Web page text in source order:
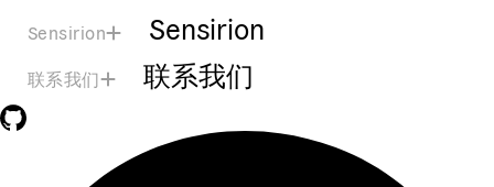
Sensirion Sensirion
联系我们 联系我们